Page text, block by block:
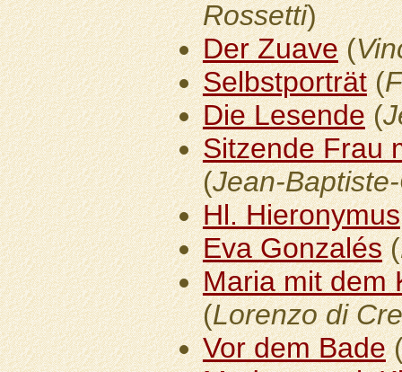
Rossetti)
Der Zuave(
Selbstporträt(
Die Lesende(
Sitzende Frau
(Jean-
Hl. Hieronymus
Eva Gonzalés(
Maria mit dem
(Lorenzo di
Vor dem Bade